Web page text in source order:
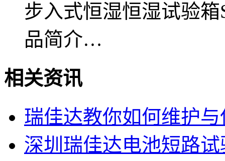
步入式恒湿恒湿试验箱
品简介…
相关资讯
瑞佳达教你如何维护
深圳瑞佳达电池短路